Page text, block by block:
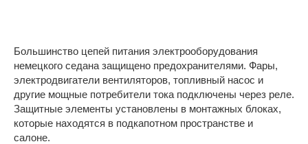
Большинство цепей питания электрооборудования
немецкого седана защищено предохранителями. Фары,
электродвигатели вентиляторов, топливный насос и
другие мощные потребители тока подключены через реле.
Защитные элементы установлены в монтажных блоках,
которые находятся в подкапотном пространстве и
салоне.